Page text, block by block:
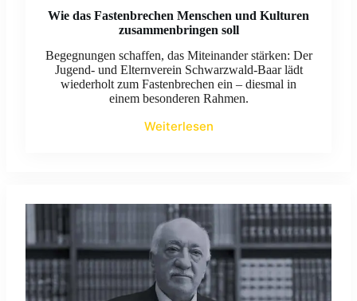
Wie das Fastenbrechen Menschen und Kulturen
zusammenbringen soll
Begegnungen schaffen, das Miteinander stärken: Der
Jugend- und Elternverein Schwarzwald-Baar lädt
wiederholt zum Fastenbrechen ein – diesmal in
einem besonderen Rahmen.
Weiterlesen